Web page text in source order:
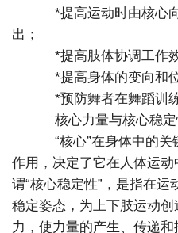
*提高运动时由核心
出；
*提高肢体协调工作
*提高身体的变向和位
*预防舞者在舞蹈训
核心力量与核心稳定
“核心”在身体中的关
作用，决定了它在人体运
谓“核心稳定性”，是指在
稳定姿态，为上下肢运动
力，使力量的产生、传递